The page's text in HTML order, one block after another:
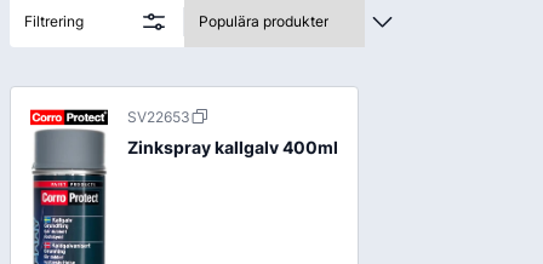
och säkerställa hållbar funktion.
Filtrering
SV22653
Zinkspray kallgalv 400ml